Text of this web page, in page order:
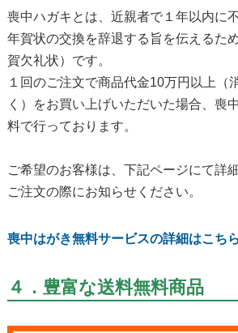
喪中ハガキとは、近親者で１年以内に
年賀状の交換を辞退する旨を伝えるた
賀欠礼状）です。
１回のご注文で商品代金10万円以上（
く）をお買い上げいただいた場合、喪
料で行っております。
ご希望のお客様は、下記ページにて詳
ご注文の際にお知らせください。
喪中はがき無料サービスの詳細はこちら
４．豊富な送料無料商品